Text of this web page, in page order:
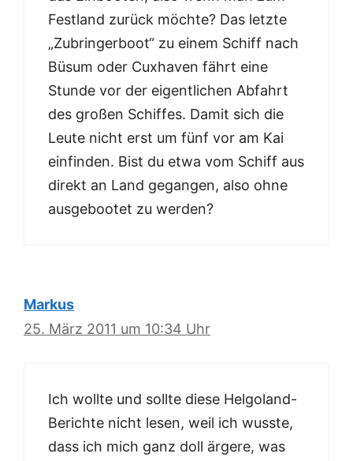
Festland zurück möchte? Das letzte
„Zubringerboot“ zu einem Schiff nach
Büsum oder Cuxhaven fährt eine
Stunde vor der eigentlichen Abfahrt
des großen Schiffes. Damit sich die
Leute nicht erst um fünf vor am Kai
einfinden. Bist du etwa vom Schiff aus
direkt an Land gegangen, also ohne
ausgebootet zu werden?
Markus
25. März 2011 um 10:34 Uhr
Ich wollte und sollte diese Helgoland-
Berichte nicht lesen, weil ich wusste,
dass ich mich ganz doll ärgere, was